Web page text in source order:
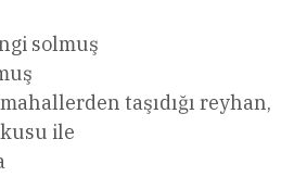
solmuş
taşıdığı reyhan,
ile